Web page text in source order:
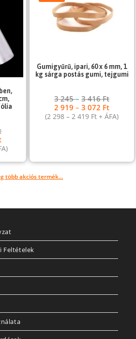
Gumigyűrű, ipari, 60 x 6 mm, 1
kg sárga postás gumi, tejgumi
3 245–3 416Ft
2 919–3 072 Ft
(2 298– 2 419 Ft + ÁFA)
több akciós termék...
Feltételek